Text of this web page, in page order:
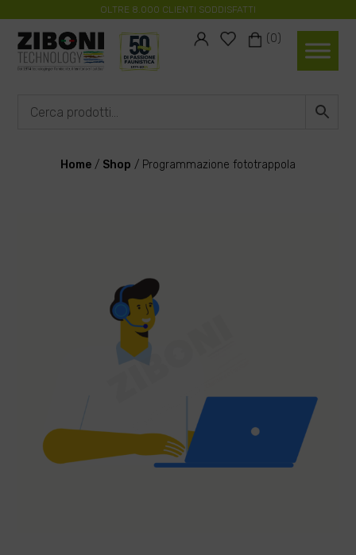
OLTRE 8.000 CLIENTI SODDISFATTI
# # (0)
Home / Shop / Programmazione fototrappola